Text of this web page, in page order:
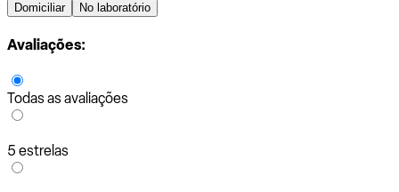
Domiciliar No laboratório
Avaliações:
Todas as avaliações
5 estrelas